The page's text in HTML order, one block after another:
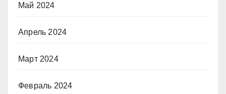
Май 2024
Апрель 2024
Март 2024
Февраль 2024